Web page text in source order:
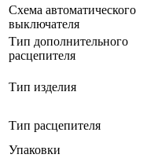
Схема автоматического
выключателя
Тип дополнительного
расцепителя
Тип изделия
Тип расцепителя
Упаковки